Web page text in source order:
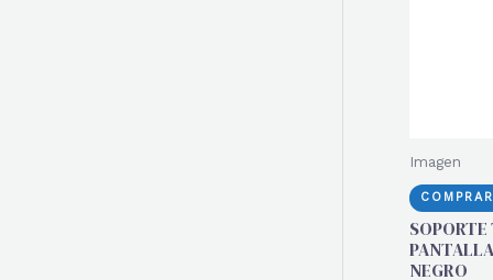
Imagen
NEGRO